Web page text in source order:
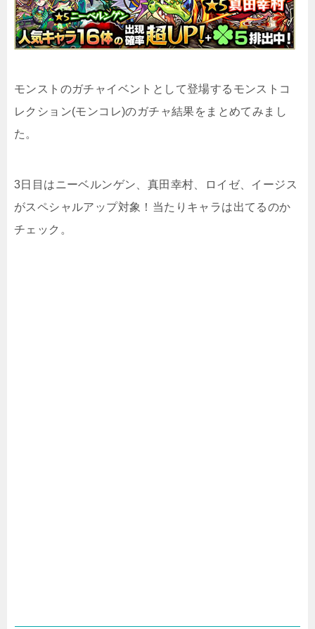
モンストのガチャイベントとして登場するモンストコ
レクション(モンコレ)のガチャ結果をまとめてみまし
た。
3日目はニーベルンゲン、真田幸村、ロイゼ、イージス
がスペシャルアップ対象！当たりキャラは出てるのか
チェック。